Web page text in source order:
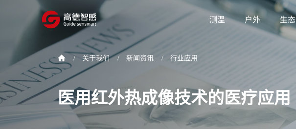
测温 户外 生态
/ 关于我们 / 新闻资讯 / 行业应用
医用红外热成像技术的医疗应用